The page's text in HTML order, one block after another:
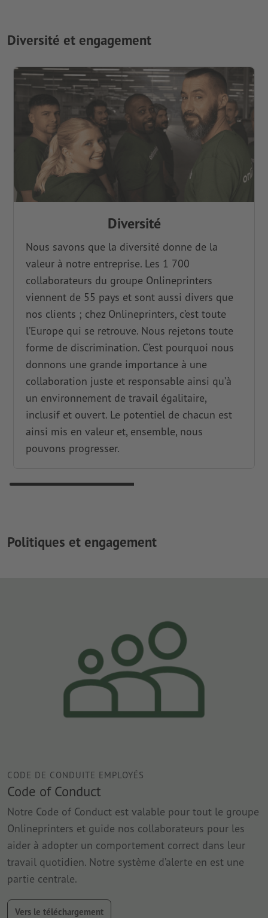
Diversité et engagement
Diversité
Nous savons que la diversité donne de la
valeur à notre entreprise. Les 1 700
collaborateurs du groupe Onlineprinters
viennent de 55 pays et sont aussi divers que
nos clients ; chez Onlineprinters, c’est toute
l’Europe qui se retrouve. Nous rejetons toute
forme de discrimination. C’est pourquoi nous
donnons une grande importance à une
collaboration juste et responsable ainsi qu’à
un environnement de travail égalitaire,
inclusif et ouvert. Le potentiel de chacun est
ainsi mis en valeur et, ensemble, nous
pouvons progresser.
Politiques et engagement
CODE DE CONDUITE EMPLOYÉS
Code of Conduct
Notre Code of Conduct est valable pour tout le groupe
Onlineprinters et guide nos collaborateurs pour les
aider à adopter un comportement correct dans leur
travail quotidien. Notre système d’alerte en est une
partie centrale.
Vers le téléchargement